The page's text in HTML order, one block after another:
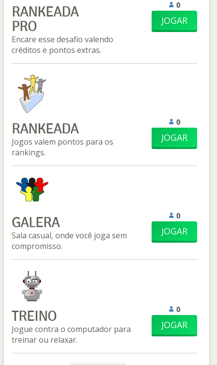
RANKEADA
PRO
Encare esse desafio valendo
créditos e pontos extras.
0
JOGAR
RANKEADA
Jogos valem pontos para os
rankings.
0
JOGAR
GALERA
Sala casual, onde você joga sem
compromisso.
0
JOGAR
TREINO
Jogue contra o computador para
treinar ou relaxar.
0
JOGAR